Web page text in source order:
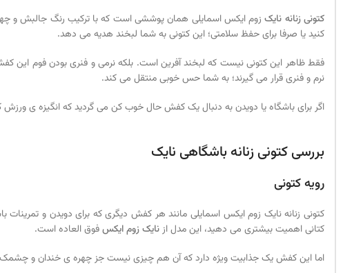
کتونی زنانه نایکزوم ایکس اسمایلی همان پوششی است که با ترکیب رنگ جالبش و
کنید یا صرفا برای حفظ سلامتی؛ این کتونی به شما لبخند هدیه می دهد.
فقط ظاهر این کتونی نیست که لبخند آفرین است. بلکه نرمی و فنری بودن فوم این
نرم و فنری قرار می گیرند؛ به شما حس خوبی منتقل می کند.
اگر برای باشگاه یا دویدن به دنبال یک کفش حال خوب کن می گردید که انگیزه ی ورزش
بررسی کتونی زنانه باشگاهی نایک
رویه کتونی
کتونی زنانه نایک زوم ایکس اسمایلی مانند هر کفش دیگری که برای دویدن و
کتانی اهمیت بیشتری می دهید، این مدل ازنایک زوم ایکسفوق العاده است.
اما این کفش یک جذابیت ویژه دارد که آن هم چیزی نیست جز چهره ی خندان و